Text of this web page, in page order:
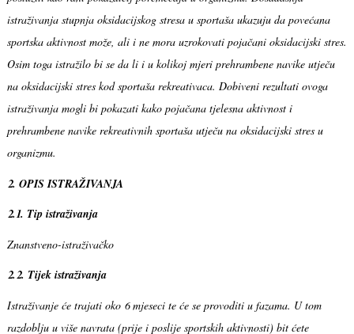
istraživanja stupnja oksidacijskog stresa u sportaša ukazuju da povećana
sportska aktivnost može, ali i ne mora uzrokovati pojačani oksidacijski stres.
Osim toga istražilo bi se da li i u kolikoj mjeri prehrambene navike utječu
na oksidacijski stres kod sportaša rekreativaca. Dobiveni rezultati ovoga
istraživanja mogli bi pokazati kako pojačana tjelesna aktivnost i
prehrambene navike rekreativnih sportaša utječu na oksidacijski stres u
organizmu.
2. OPIS ISTRAŽIVANJA
2.1. Tip istraživanja
Znanstveno-istraživačko
2.2. Tijek istraživanja
Istraživanje će trajati oko 6 mjeseci te će se provoditi u fazama. U tom
razdoblju u više navrata (prije i poslije sportskih aktivnosti) bit ćete